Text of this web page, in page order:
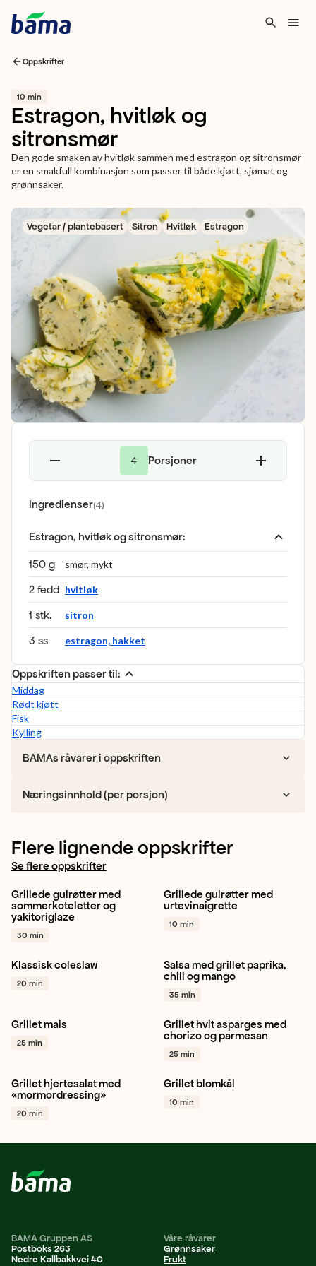
Oppskrifter
10 min
Estragon, hvitløk og
sitronsmør
Den gode smaken av hvitløk sammen med estragon og sitronsmør
er en smakfull kombinasjon som passer til både kjøtt, sjømat og
grønnsaker.
Vegetar / plantebasert Sitron Hvitløk Estragon
4 Porsjoner
Ingredienser(4)
Estragon, hvitløk og sitronsmør:
150 g smør, mykt
2 fedd hvitløk
1 stk. sitron
3 ss estragon, hakket
Oppskriften passer til:
Middag
Rødt kjøtt
Fisk
Kylling
BAMAs råvarer i oppskriften
Næringsinnhold (per porsjon)
Flere lignende oppskrifter
Se flere oppskrifter
Norsk Gulrot
Grilling
+ 1
Grillede gulrøtter med
sommerkoteletter og
yakitoriglaze
30 min
Gulrot Appelsin
Grilling
Grillede gulrøtter med
urtevinaigrette
10 min
Gulrot Hodekål
+ 1
Klassisk coleslaw
20 min
Paprika rød Chili
Mango
Salsa med grillet paprika,
chili og mango
35 min
Mais Avokado
Grillet mais
25 min
Hvit asparges
Grilling
Grillet hvit asparges med
chorizo og parmesan
25 min
Hjertesalat
Sitron
Grillet hjertesalat med
«mormordressing»
20 min
Blomkål
Vegetar / plantebasert
Grillet blomkål
10 min
BAMA Gruppen AS
Postboks 263
Nedre Kallbakkvei 40
Våre råvarer
Grønnsaker
Frukt